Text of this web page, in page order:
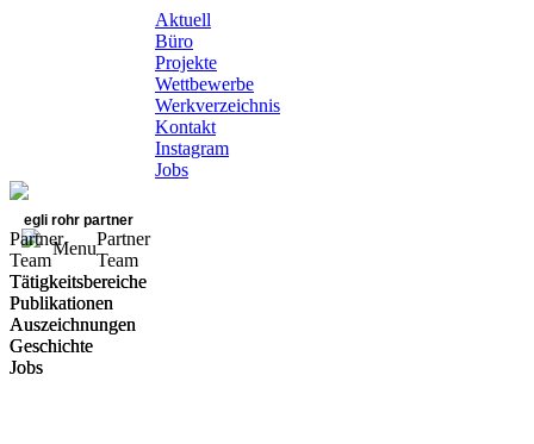
Aktuell
Büro
Projekte
Wettbewerbe
Werkverzeichnis
Kontakt
Instagram
Jobs
egli rohr partner
Menu
Partner
Team
Tätigkeitsbereiche
Publikationen
Auszeichnungen
Geschichte
Jobs
Partner
Team
Tätigkeitsbereiche
Publikationen
Auszeichnungen
Geschichte
Jobs